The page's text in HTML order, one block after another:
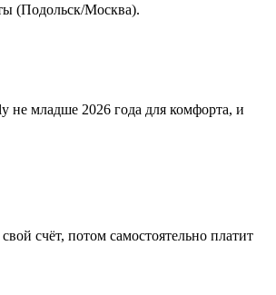
(Подольск/Москва).
не младше 2026 года для комфорта, и
счёт, потом самостоятельно платит